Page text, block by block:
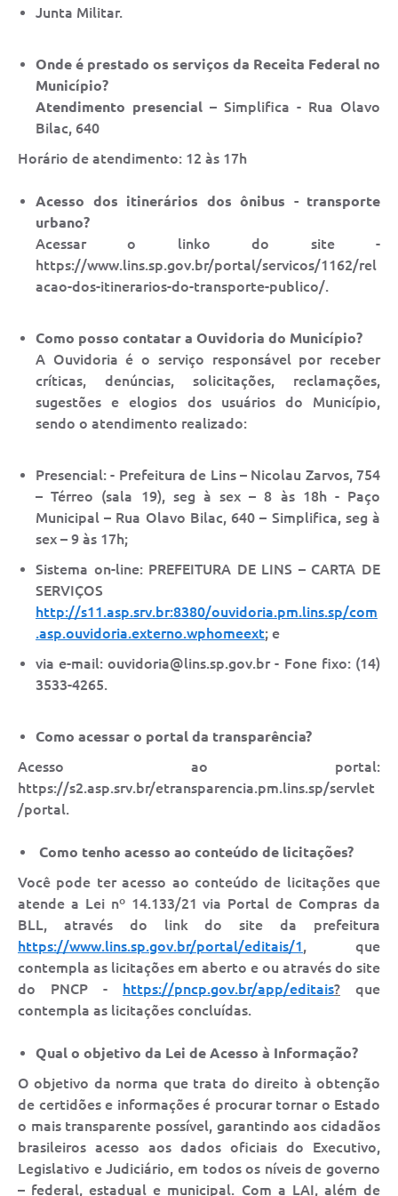
Junta Militar.
Onde é prestado os serviços da Receita Federal no
Município?
Atendimento presencial – Simplifica - Rua Olavo
Bilac, 640
Horário de atendimento: 12 às 17h
Acesso dos itinerários dos ônibus - transporte
urbano?
Acessar o linko do site -
https://www.lins.sp.gov.br/portal/servicos/1162/rel
acao-dos-itinerarios-do-transporte-publico/.
Como posso contatar a Ouvidoria do Município?
A Ouvidoria é o serviço responsável por receber
críticas, denúncias, solicitações, reclamações,
sugestões e elogios dos usuários do Município,
sendo o atendimento realizado:
Presencial: - Prefeitura de Lins – Nicolau Zarvos, 754
– Térreo (sala 19), seg à sex – 8 às 18h - Paço
Municipal – Rua Olavo Bilac, 640 – Simplifica, seg à
sex – 9 às 17h;
Sistema on-line: PREFEITURA DE LINS – CARTA DE
SERVIÇOS
http://s11.asp.srv.br:8380/ouvidoria.pm.lins.sp/com
.asp.ouvidoria.externo.wphomeext; e
via e-mail: ouvidoria@lins.sp.gov.br - Fone fixo: (14)
3533-4265.
Como acessar o portal da transparência?
Acesso ao portal:
https://s2.asp.srv.br/etransparencia.pm.lins.sp/servlet
/portal.
Como tenho acesso ao conteúdo de licitações?
Você pode ter acesso ao conteúdo de licitações que
atende a Lei nº 14.133/21 via Portal de Compras da
BLL, através do link do site da prefeitura
https://www.lins.sp.gov.br/portal/editais/1, que
contempla as licitações em aberto e ou através do site
do PNCP - https://pncp.gov.br/app/editais? que
contempla as licitações concluídas.
Qual o objetivo da Lei de Acesso à Informação?
O objetivo da norma que trata do direito à obtenção
de certidões e informações é procurar tornar o Estado
o mais transparente possível, garantindo aos cidadãos
brasileiros acesso aos dados oficiais do Executivo,
Legislativo e Judiciário, em todos os níveis de governo
– federal, estadual e municipal. Com a LAI, além de